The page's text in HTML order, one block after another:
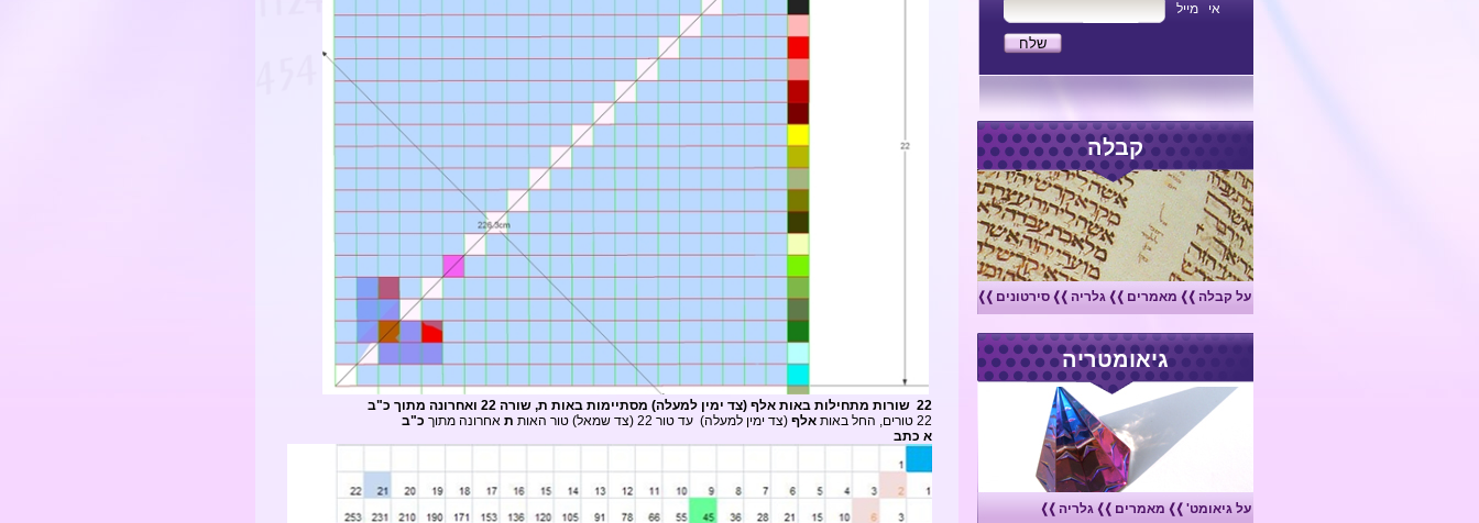
אי מייל
קבלה
על קבלה מאמרים גלריה סירטונים
גיאומטריה
על גיאומט' מאמרים גלריה
22 שורות מתחילות באות אלף (צד ימין למעלה) מסתיימות באות ת, שורה 22 ואחרונה מתוך כ"ב
22 טורים, החל באות
אלף (צד ימין למעלה) עד טור 22 (צד שמאל) טור האות ת אחרונה מתוך כ"ב
א כתב